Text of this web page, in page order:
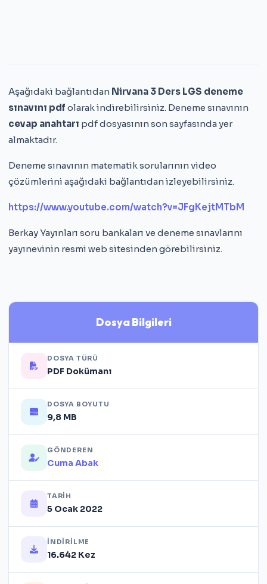
Aşağıdaki bağlantıdan Nirvana 3 Ders LGS deneme
sınavını pdf olarak indirebilirsiniz. Deneme sınavının
cevap anahtarı pdf dosyasının son sayfasında yer
almaktadır.
Deneme sınavının matematik sorularının video
çözümlerini aşağıdaki bağlantıdan izleyebilirsiniz.
https://www.youtube.com/watch?v=JFgKejtMTbM
Berkay Yayınları soru bankaları ve deneme sınavlarını
yayınevinin resmi web sitesinden görebilirsiniz.
Dosya Bilgileri
DOSYA TÜRÜ
PDF Dokümanı
DOSYA BOYUTU
9,8 MB
GÖNDEREN
Cuma Abak
TARIH
5 Ocak 2022
İNDIRILME
16.642 Kez